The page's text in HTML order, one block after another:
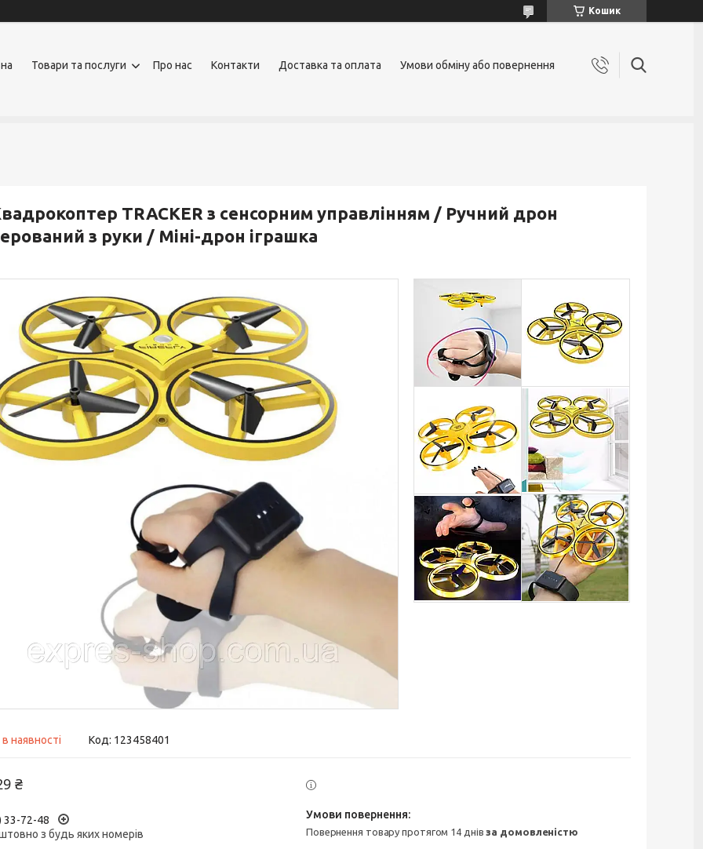
Кошик
Товари та послуги Про нас Контакти Доставка та оплата Умови обміну або повернення
TRACKER з сенсорним управлінням / Ручний дрон
з руки / Міні-дрон іграшка
наявності Код: 123458401
₴
33-72-48
з будь яких номерів
повернення товару протягом 14 днівза домовленістю